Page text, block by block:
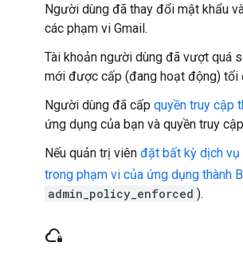
Người dùng đã thay đổi mật khẩu
các phạm vi Gmail.
Tài khoản người dùng đã vượt quá
mới được cấp (đang hoạt động) tối
Người dùng đã cấp quyền truy cập
ứng dụng của bạn và quyền truy
Nếu quản trị viên đặt bất kỳ dịch
trong phạm vi của ứng dụng thành
admin_policy_enforced ).
cloud_lock